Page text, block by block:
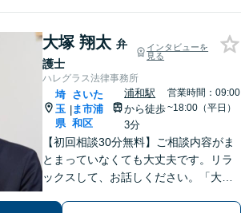
大塚 翔太 弁
護士
インタビューを
見る
ハレグラス法律事務所
埼
玉
県
|
さいた
ま市浦
和区
浦和駅
から徒歩
3分
営業時間：09:00
~18:00（平日）
【初回相談30分無料】ご相談内容がま
とまっていなくても大丈夫です。リラ
ックスして、お話しください。「大塚